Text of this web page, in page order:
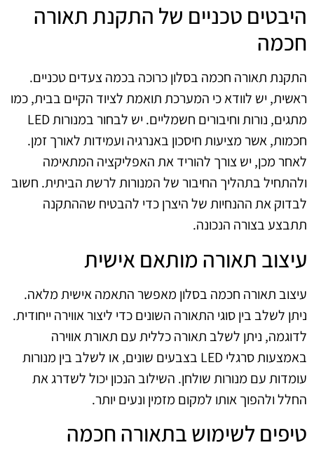
היבטים טכניים של התקנת תאורה
חכמה
התקנת תאורה חכמה בסלון כרוכה בכמה צעדים טכניים.
ראשית, יש לוודא כי המערכת תואמת לציוד הקיים בבית, כמו
מתגים, נורות וחיבורים חשמליים. יש לבחור במנורות LED
חכמות, אשר מציעות חיסכון באנרגיה ועמידות לאורך זמן.
לאחר מכן, יש צורך להוריד את האפליקציה המתאימה
ולהתחיל בתהליך החיבור של המנורות לרשת הביתית. חשוב
לבדוק את ההנחיות של היצרן כדי להבטיח שההתקנה
תתבצע בצורה הנכונה.
עיצוב תאורה מותאם אישית
עיצוב תאורה חכמה בסלון מאפשר התאמה אישית מלאה.
ניתן לשלב בין סוגי התאורה השונים כדי ליצור אווירה ייחודית.
לדוגמה, ניתן לשלב תאורה כללית עם תאורת אווירה
באמצעות סרגלי LED בצבעים שונים, או לשלב בין מנורות
עומדות עם מנורות שולחן. השילוב הנכון יכול לשדרג את
החלל ולהפוך אותו למקום מזמין ונעים יותר.
טיפים לשימוש בתאורה חכמה